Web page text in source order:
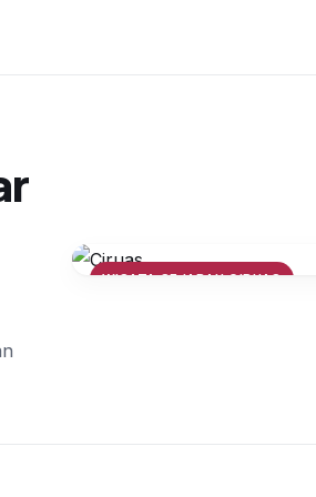
WISATA SEJARAH CIRUAS